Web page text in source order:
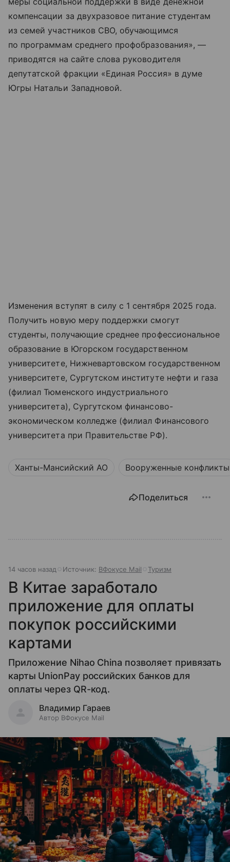
компенсации за двухразовое питание студентам
из семей участников СВО, обучающимся
по программам среднего профобразования», —
приводятся на сайте слова руководителя
депутатской фракции «Единая Россия» в думе
Югры Натальи Западновой.
Изменения вступят в силу с 1 сентября 2025 года.
Получить новую меру поддержки смогут
студенты, получающие среднее профессиональное
образование в Югорском государственном
университете, Нижневартовском государственном
университете, Сургутском институте нефти и газа
(филиал Тюменского индустриального
университета), Сургутском финансово-
экономическом колледже (филиал Финансового
университета при Правительстве РФ).
Ханты-Мансийский АО Вооруженные конфликты
Поделиться
14 часов назад Источник: ВФокусе Mail Туризм
В Китае заработало
приложение для оплаты
покупок российскими
картами
Приложение Nihao China позволяет привязать
карты UnionPay российских банков для
оплаты через QR-код.
Владимир Гараев
Автор ВФокусе Mail